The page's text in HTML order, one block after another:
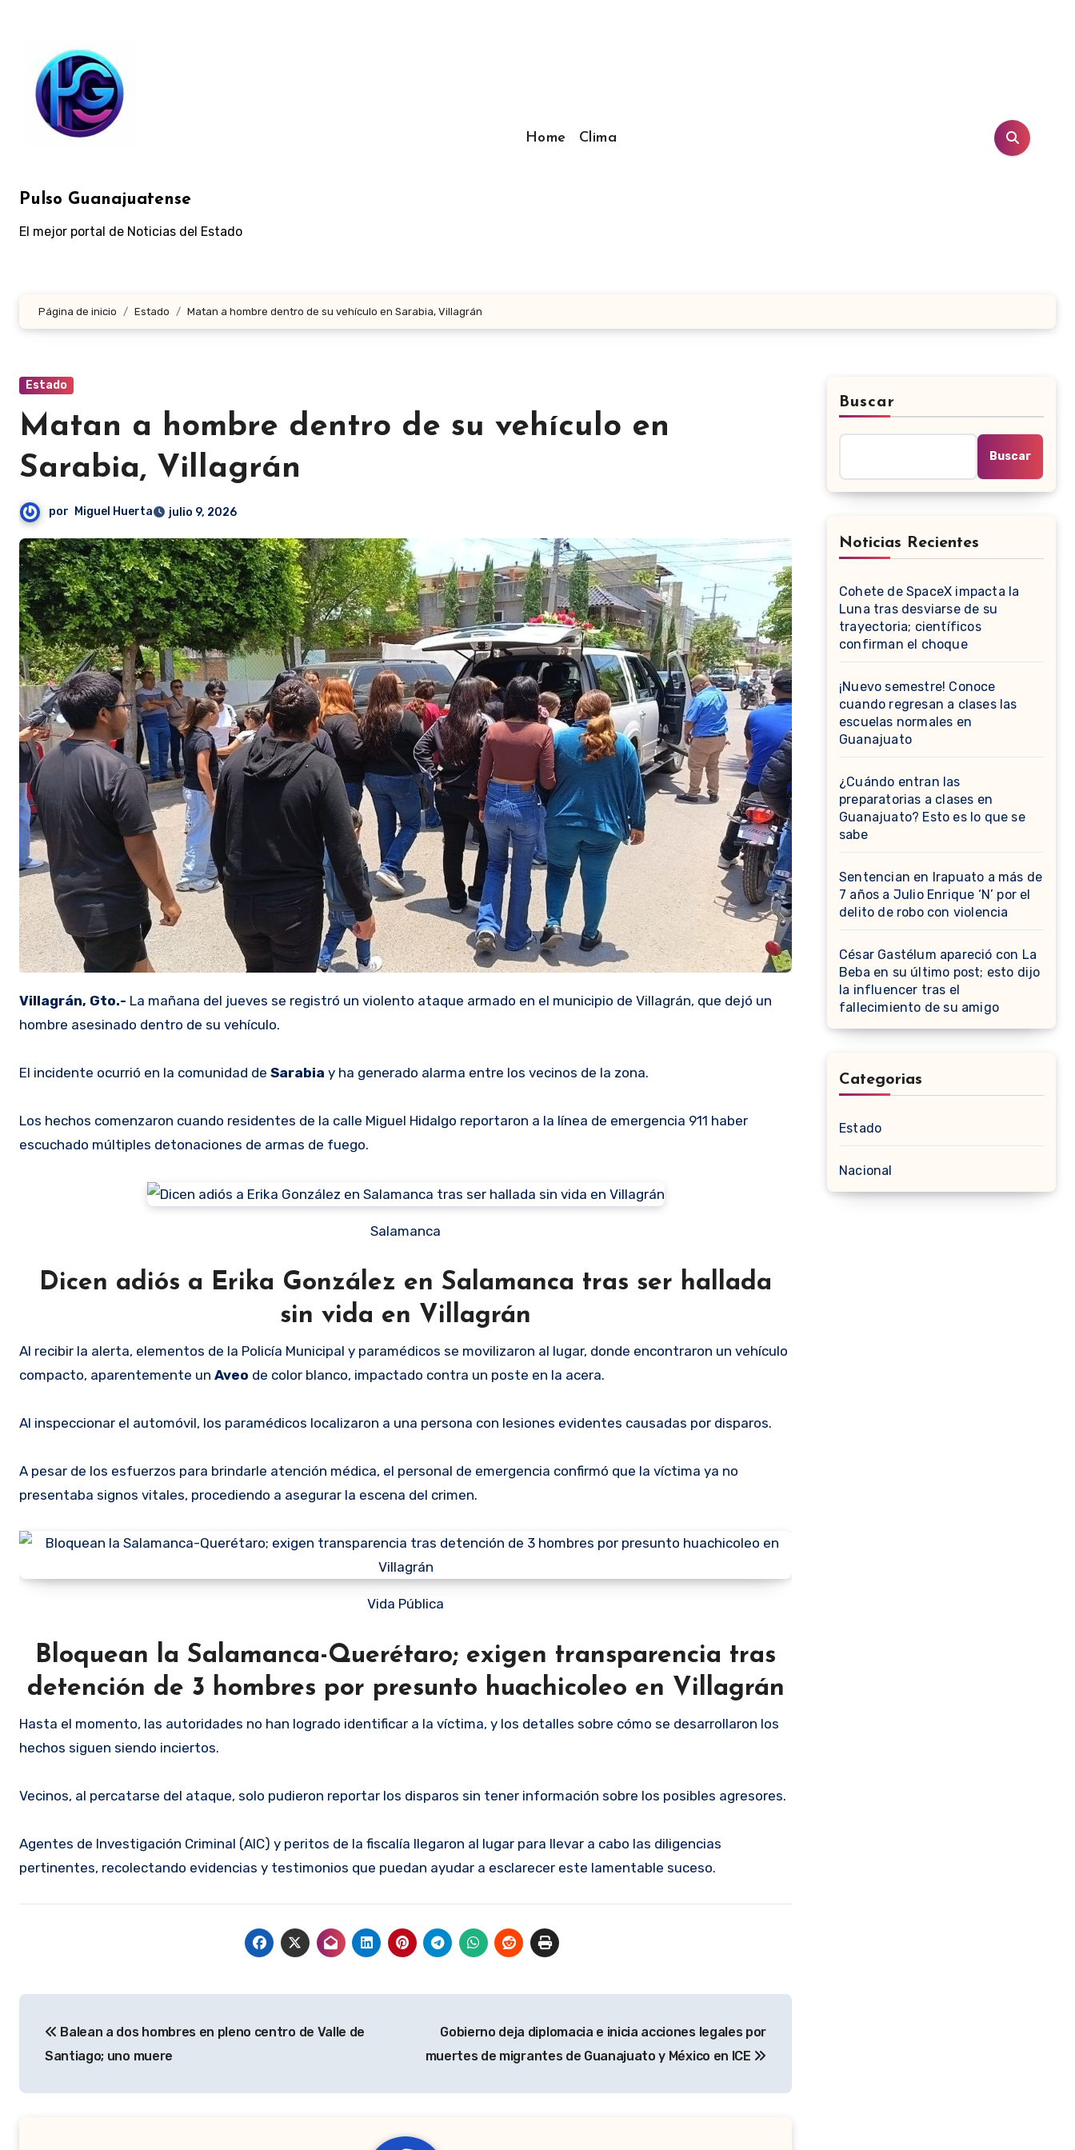
contenido
Pulso Guanajuatense
El mejor portal de Noticias del Estado
Home Clima
Página de inicio Estado Matan a hombre dentro de su vehículo en Sarabia, Villagrán
Estado
Matan a hombre dentro de su vehículo en
Sarabia, Villagrán
por Miguel Huerta julio 9, 2026
Villagrán, Gto.- La mañana del jueves se registró un violento ataque armado en el municipio de Villagrán, que dejó un
hombre asesinado dentro de su vehículo.
El incidente ocurrió en la comunidad de Sarabia y ha generado alarma entre los vecinos de la zona.
Los hechos comenzaron cuando residentes de la calle Miguel Hidalgo reportaron a la línea de emergencia 911 haber
escuchado múltiples detonaciones de armas de fuego.
Salamanca
Dicen adiós a Erika González en Salamanca tras ser hallada
sin vida en Villagrán
Al recibir la alerta, elementos de la Policía Municipal y paramédicos se movilizaron al lugar, donde encontraron un vehículo
compacto, aparentemente un Aveo de color blanco, impactado contra un poste en la acera.
Al inspeccionar el automóvil, los paramédicos localizaron a una persona con lesiones evidentes causadas por disparos.
A pesar de los esfuerzos para brindarle atención médica, el personal de emergencia confirmó que la víctima ya no
presentaba signos vitales, procediendo a asegurar la escena del crimen.
Vida Pública
Bloquean la Salamanca-Querétaro; exigen transparencia tras
detención de 3 hombres por presunto huachicoleo en Villagrán
Hasta el momento, las autoridades no han logrado identificar a la víctima, y los detalles sobre cómo se desarrollaron los
hechos siguen siendo inciertos.
Vecinos, al percatarse del ataque, solo pudieron reportar los disparos sin tener información sobre los posibles agresores.
Agentes de Investigación Criminal (AIC) y peritos de la fiscalía llegaron al lugar para llevar a cabo las diligencias
pertinentes, recolectando evidencias y testimonios que puedan ayudar a esclarecer este lamentable suceso.
de
Balean a dos hombres en pleno centro de Valle de
Santiago; uno muere
Gobierno deja diplomacia e inicia acciones legales por
muertes de migrantes de Guanajuato y México en ICE
Buscar
Buscar
Noticias Recientes
Cohete de SpaceX impacta la
Luna tras desviarse de su
trayectoria; científicos
confirman el choque
¡Nuevo semestre! Conoce
cuando regresan a clases las
escuelas normales en
Guanajuato
¿Cuándo entran las
preparatorias a clases en
Guanajuato? Esto es lo que se
sabe
Sentencian en Irapuato a más de
7 años a Julio Enrique ‘N’ por el
delito de robo con violencia
César Gastélum apareció con La
Beba en su último post; esto dijo
la influencer tras el
fallecimiento de su amigo
Categorias
Estado
Nacional